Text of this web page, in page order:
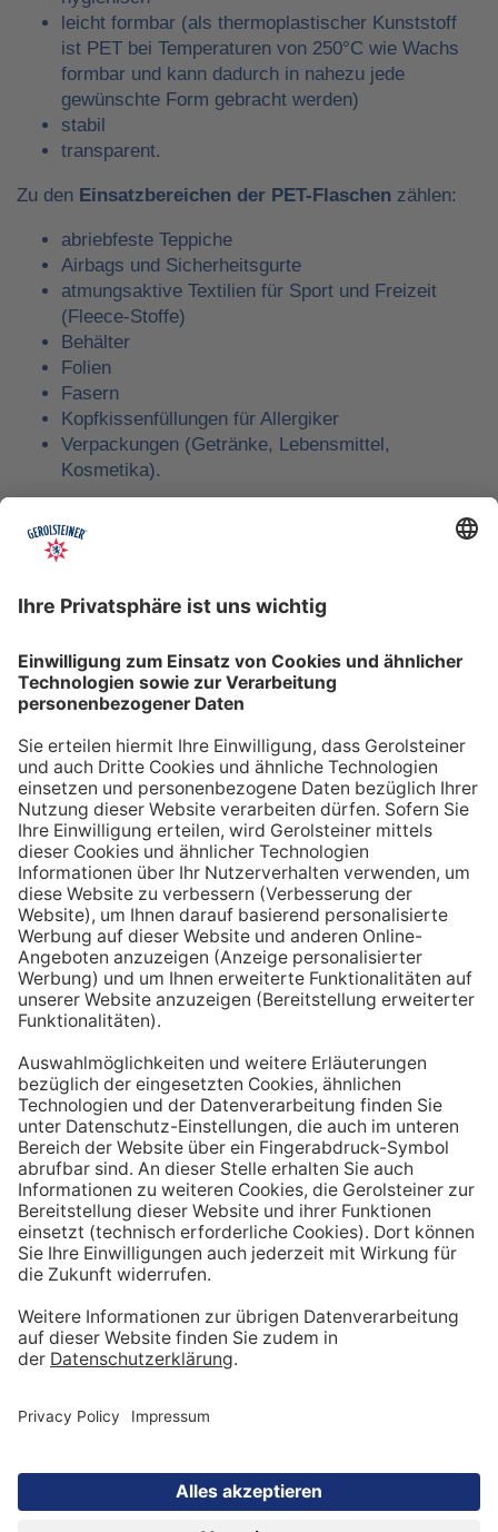
leicht formbar (als thermoplastischer Kunststoff
ist PET bei Temperaturen von 250°C wie Wachs
formbar und kann dadurch in nahezu jede
gewünschte Form gebracht werden)
stabil
transparent.
Zu den Einsatzbereichen der PET-Flaschen zählen:
abriebfeste Teppiche
Airbags und Sicherheitsgurte
atmungsaktive Textilien für Sport und Freizeit
(Fleece-Stoffe)
Behälter
Folien
Fasern
Kopfkissenfüllungen für Allergiker
Verpackungen (Getränke, Lebensmittel,
Kosmetika).
Chirurgie und Pharmazie
wird PET als Verpackungs-
und Werkstoff genutzt (Verpackungsmaterial für
Blutgefäßerweiterung).
Bei der Herstellung von PET für Verpackungen, wird
dasGranulat einem zusätzlichen Veredelungsschritt
unterzogen, um die Festigkeitseigenschaften gezielt zu
verbessern. Als Verpackungsmaterial für Lebensmittel
und Getränke erfüllt das Materialstrenge gesetzliche
Kriterien, so dass sogar Babynahrung in PET-
Fläschchen verpackt werden darf.
Gerolsteiner möchte die Kundenwünsche im vollen
Umfang erfüllen und bedient daher alle drei
Verpackungs-Segmente: PET Einweg,
PET Mehrweg und Glas Mehrweg. Der Anteil der
PET Mehrweg und Einwegflaschen beträgt 79,6%.
Einsatz von Recycling-PET bei
Mineralwasser
Der Einsatz von hochwertigem Recycling-PET in
Einwegflaschen stellt für Gerolsteiner einen wichtigen
Beitrag zu Ressourcenschutz und Nachhaltigkeit dar.
Seit mehr als zehn Jahren beschäftigen wir uns intensiv
mit diesem Thema und haben schon verschiedenste
Verfahren erprobt. Unsere PET-Einwegflaschen
bestehen zu 50% aus Recycling-PET und zu 50% aus
neuem PET (Virgin PET). Unser Ziel ist, den Anteil
Natürlich immer unter Beachtung und Einhaltung
unserer besonders hohen qualitativen Anforderungen.
Ein sorgfältiger Umstellungsprozess ist uns wichtig, um
Gerolsteiner Mineralwassers auch weiterhin garantieren
Seite teilen: